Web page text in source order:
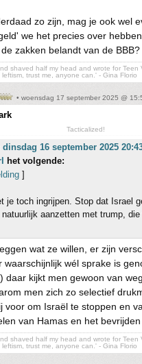
zo zijn, mag je ook wel
we het precies over
zakken belandt van de BBB?
shaved half my head and wrote for Teen
trust me, anyone can.' - Gina Florio
• woensdag 17 september 2025 @
Tacticalized!
dinsdag 16 september 2025
het volgende:
]
je toch ingrijpen. Stop dat Israel
aanzetten met trump,
wat ze willen, er zijn
waarschijnlijk wél sprake is
daar kijkt men gewoon van
men zich zo selectief
voor om Israël te stoppen en
van Hamas en het
shaved half my head and wrote for Teen
trust me, anyone can.' - Gina Florio